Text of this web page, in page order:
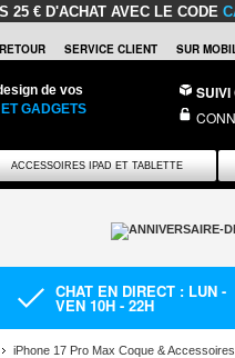
25 € D'ACHAT AVEC LE CODE
RETOUR SERVICE CLIENT SUR
de vos
GADGETS
ACCESSOIRES IPAD ET TABLETTE
CHAT EN DIRECT : LUN -
VEN 10H - 22H
iPhone 17 Pro Max Coque & Accessoires